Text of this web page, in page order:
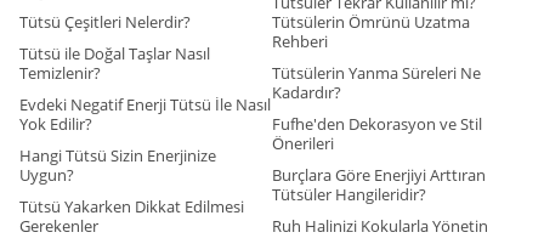
Tütsü Çeşitleri Nelerdir?
Tütsü ile Doğal Taşlar Nasıl
Temizlenir?
Evdeki Negatif Enerji Tütsü İle Nasıl
Yok Edilir?
Hangi Tütsü Sizin Enerjinize
Uygun?
Tütsü Yakarken Dikkat Edilmesi
Gerekenler
Tütsülerin Ömrünü Uzatma
Rehberi
Tütsülerin Yanma Süreleri Ne
Kadardır?
Fufhe'den Dekorasyon ve Stil
Önerileri
Burçlara Göre Enerjiyi Arttıran
Tütsüler Hangileridir?
Ruh Halinizi Kokularla Yönetin